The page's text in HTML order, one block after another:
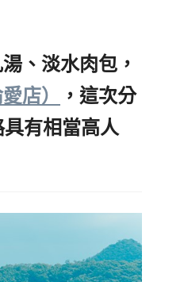
、淡水肉包，
店）
，這次分
有相當高人